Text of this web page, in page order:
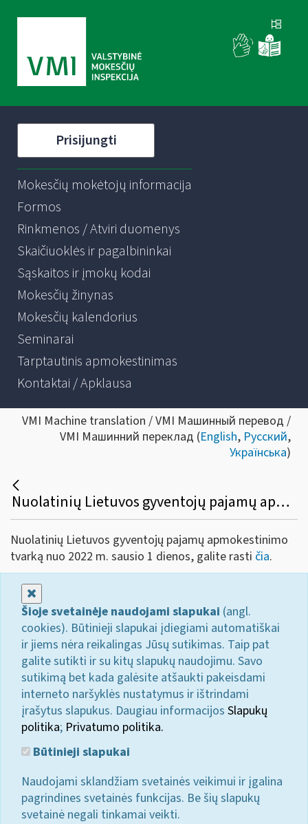
Prisijungti
Mokesčių mokėtojų informacija
Formos
Rinkmenos / Atviri duomenys
Skaičiuoklės ir pagalbininkai
Sąskaitos ir įmokų kodai
Mokesčių žinynas
Mokesčių kalendorius
Seminarai
Tarptautinis apmokestinimas
Kontaktai / Apklausa
VMI Machine translation / VMI Машинный перевод /
VMI Машинний переклад (English, Русский,
Українська)
Nuolatinių Lietuvos gyventojų pajamų apmokestinimo tvarka nuo 2022 m. sausio 1 dienos
Nuolatinių Lietuvos gyventojų pajamų apmokestinimo
tvarką nuo 2022 m. sausio 1 dienos, galite rasti čia.
Šioje svetainėje naudojami slapukai (angl.
cookies). Būtinieji slapukai įdiegiami automatiškai
ir jiems nėra reikalingas Jūsų sutikimas. Taip pat
galite sutikti ir su kitų slapukų naudojimu. Savo
sutikimą bet kada galėsite atšaukti pakeisdami
interneto naršyklės nustatymus ir ištrindami
įrašytus slapukus. Daugiau informacijos Slapukų
politika; Privatumo politika.
Būtinieji slapukai
Naudojami sklandžiam svetainės veikimui ir įgalina
pagrindines svetainės funkcijas. Be šių slapukų
svetainė negali tinkamai veikti.